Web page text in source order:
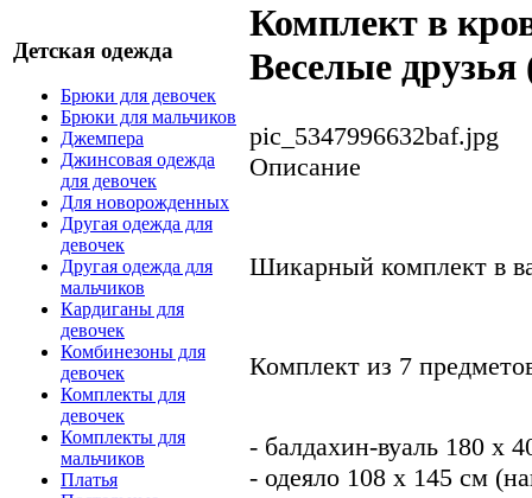
Детская одежда
Брюки для девочек
Брюки для мальчиков
Джемпера
Джинсовая одежда
для девочек
Для новорожденных
Другая одежда для
девочек
Другая одежда для
мальчиков
Кардиганы для
девочек
Комбинезоны для
девочек
Комплекты для
девочек
Комплекты для
мальчиков
Платья
Комплект в
Веселые друзья
pic_5347996632baf.jpg
Описание
Шикарный комплект в
Комплект из 7
- балдахин-вуаль 180 х
- одеяло 108 х 145 см